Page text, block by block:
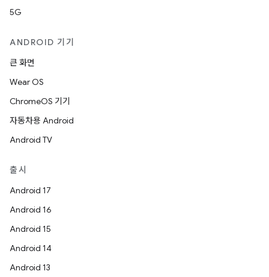
5G
ANDROID 기기
큰 화면
Wear OS
ChromeOS 기기
자동차용 Android
Android TV
출시
Android 17
Android 16
Android 15
Android 14
Android 13